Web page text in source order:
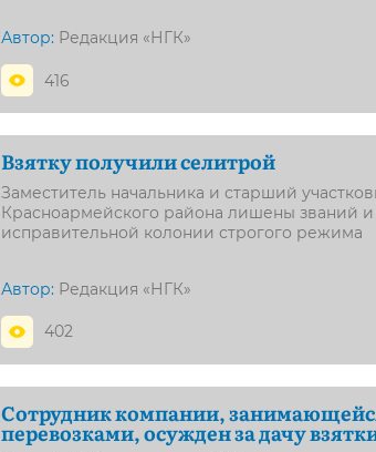
Автор: Редакция «НГК»
416
Взятку получили селитрой
Заместитель начальника и старший
Красноармейского района лишены званий и
исправительной колонии строгого режима
Автор: Редакция «НГК»
402
Сотрудник компании,
перевозками, осужден за дачу